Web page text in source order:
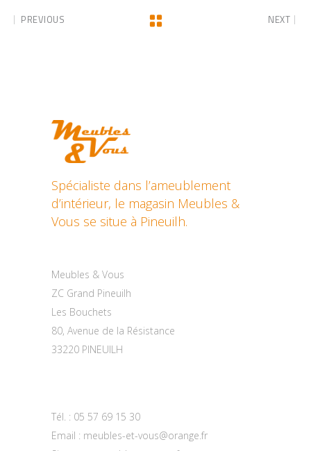
PREVIOUS NEXT
Spécialiste dans l’ameublement
d’intérieur, le magasin Meubles &
Vous se situe à Pineuilh.
Meubles & Vous
ZC Grand Pineuilh
Les Bouchets
80, Avenue de la Résistance
33220 PINEUILH
Tél. : 05 57 69 15 30
Email : meubles-et-vous@orange.fr